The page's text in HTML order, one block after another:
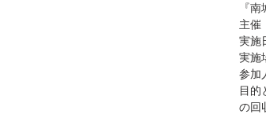
『
主催
実施
実施
参加
目的
の回